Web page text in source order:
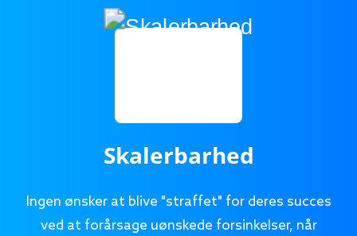
Skalerbarhed
Ingen ønsker at blive "straffet" for deres succes
ved at forårsage uønskede forsinkelser, når